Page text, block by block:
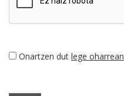
Onartzen dut lege oharrean